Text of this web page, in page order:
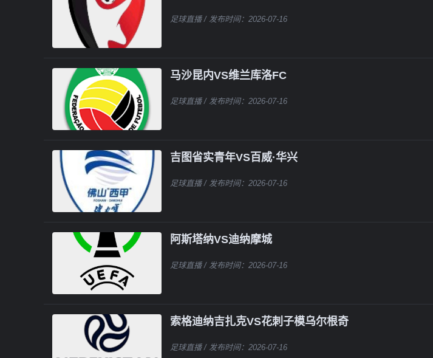
足球直播/ 发布时间：2026-07-16
马沙昆内VS维兰库洛FC
足球直播/ 发布时间：2026-07-16
吉图省实青年VS百威·华兴
足球直播/ 发布时间：2026-07-16
阿斯塔纳VS迪纳摩城
足球直播/ 发布时间：2026-07-16
索格迪纳吉扎克VS花刺子模乌尔根奇
足球直播/ 发布时间：2026-07-16